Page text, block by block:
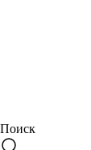
Поиск